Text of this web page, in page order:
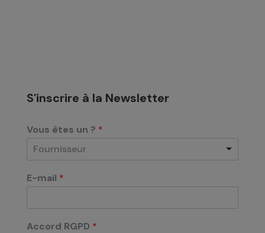
S'inscrire à la Newsletter
Vous êtes un ? *
Fournisseur
E-mail *
Accord RGPD *